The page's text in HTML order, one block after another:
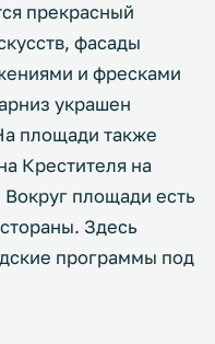
прекрасный
фасады
и фресками
украшен
площади также
Крестителя на
площади есть
Здесь
программы под